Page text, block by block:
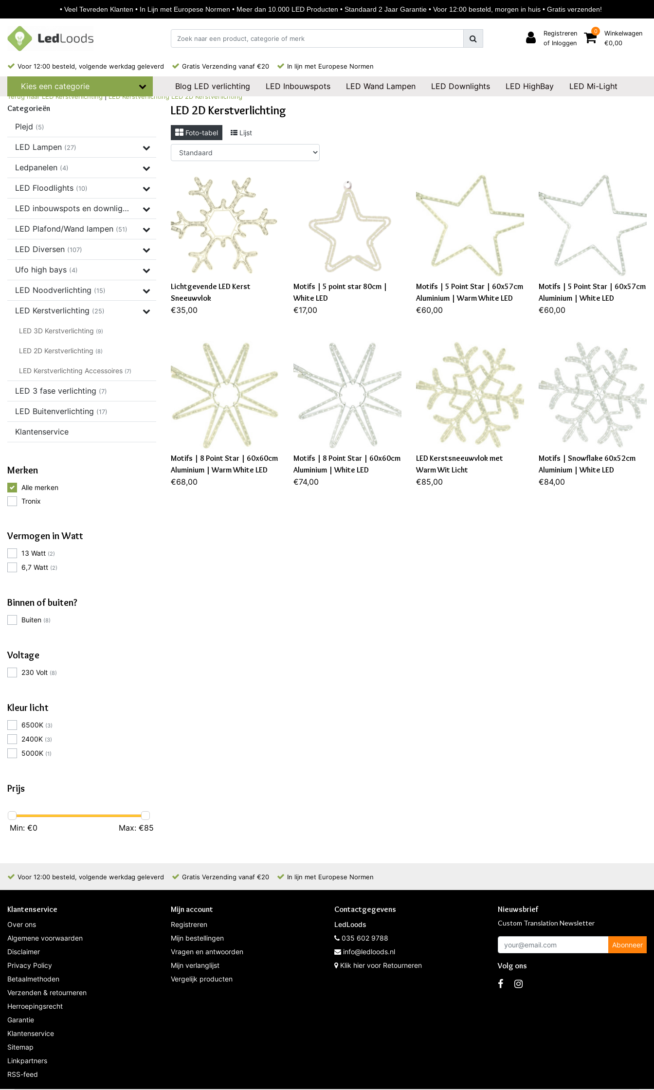
Registreren
of Inloggen
0
Winkelwagen
€0,00
Voor 12:00 besteld, volgende werkdag geleverd Gratis Verzending vanaf €20 In lijn met Europese Normen
Kies een categorie Blog LED verlichting LED Inbouwspots LED Wand Lampen LED Downlights LED HighBay LED Mi-Light
Terug naar LED Kerstverlichting|LED Kerstverlichting LED 2D Kerstverlichting
Categorieën
Plejd (5)
LED Lampen (27)
Ledpanelen (4)
LED Floodlights (10)
LED inbouwspots en downlights (37)
LED Plafond/Wand lampen (51)
LED Diversen (107)
Ufo high bays (4)
LED Noodverlichting (15)
LED Kerstverlichting (25)
LED 3D Kerstverlichting (9)
LED 2D Kerstverlichting (8)
LED Kerstverlichting Accessoires (7)
LED 3 fase verlichting (7)
LED Buitenverlichting (17)
Klantenservice
Merken
Alle merken
Tronix
Vermogen in Watt
13 Watt (2)
6,7 Watt (2)
Binnen of buiten?
Buiten (8)
Voltage
230 Volt (8)
Kleur licht
6500K (3)
2400K (3)
5000K (1)
Prijs
Min: €0 Max: €85
LED 2D Kerstverlichting
Foto-tabel Lijst
Lichtgevende LED Kerst
Sneeuwvlok
€35,00
Motifs | 5 point star 80cm |
White LED
€17,00
Motifs | 5 Point Star | 60x57cm
Aluminium | Warm White LED
€60,00
Motifs | 5 Point Star | 60x57cm
Aluminium | White LED
€60,00
Motifs | 8 Point Star | 60x60cm
Aluminium | Warm White LED
€68,00
Motifs | 8 Point Star | 60x60cm
Aluminium | White LED
€74,00
LED Kerstsneeuwvlok met
Warm Wit Licht
€85,00
Motifs | Snowflake 60x52cm
Aluminium | White LED
€84,00
Voor 12:00 besteld, volgende werkdag geleverd Gratis Verzending vanaf €20 In lijn met Europese Normen
Klantenservice
Over ons
Algemene voorwaarden
Disclaimer
Privacy Policy
Betaalmethoden
Verzenden & retourneren
Herroepingsrecht
Garantie
Klantenservice
Sitemap
Linkpartners
RSS-feed
Mijn account
Registreren
Mijn bestellingen
Vragen en antwoorden
Mijn verlanglijst
Vergelijk producten
Contactgegevens
LedLoods
035 602 9788
info@ledloods.nl
Klik hier voor Retourneren
Nieuwsbrief
Custom Translation Newsletter
Abonneer
Volg ons
• Veel Tevreden Klanten • In Lijn met Europese Normen • Meer dan 10.000 LED Producten • Standaard 2 Jaar Garantie • Voor 12:00 besteld, morgen in huis • Gratis verzenden!